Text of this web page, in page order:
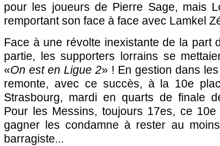
pour les joueurs de Pierre Sage, mais
remportant son face à face avec Lamkel
Face à une révolte inexistante de la part
partie, les supporters lorrains se
«On est en Ligue 2» ! En gestion dans
remonte, avec ce succès, à la 10e
Strasbourg, mardi en quarts de finale
Pour les Messins, toujours 17es, ce
gagner les condamne à rester au
barragiste...